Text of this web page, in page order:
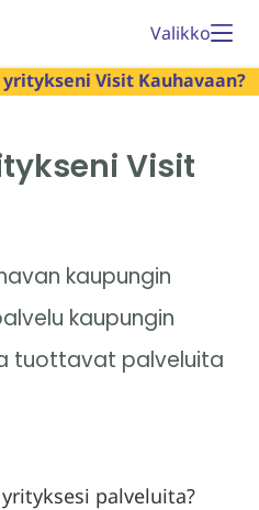
Valikko
Visit Kauhavaan?
Visit
kaupungin
kaupungin
tuottavat palveluita
palveluita?